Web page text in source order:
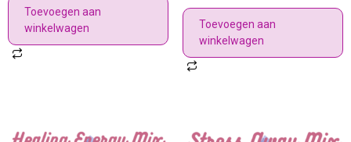
Toevoegen aan
winkelwagen
Toevoegen aan
winkelwagen